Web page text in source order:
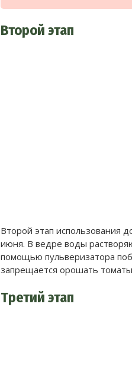
Второй этап
Второй этап использования
июня. В ведре воды
помощью пульверизатора
запрещается орошать
Третий этап